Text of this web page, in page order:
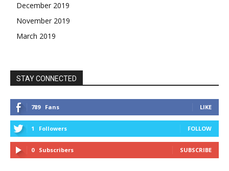
December 2019
November 2019
March 2019
STAY CONNECTED
789 Fans LIKE
1 Followers FOLLOW
0 Subscribers SUBSCRIBE